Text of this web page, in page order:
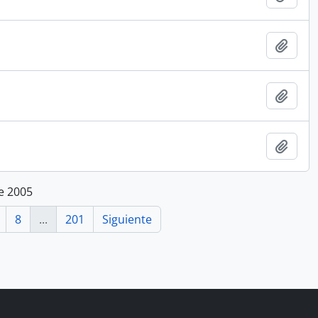
2005
8 ... 201 Siguiente